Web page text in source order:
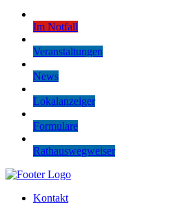
Im Notfall
Veranstaltungen
News
Lokalanzeiger
Formulare
Rathauswegweiser
Kontakt